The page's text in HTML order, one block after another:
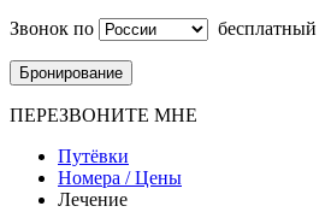
Звонок по
бесплатный
Бронирование
ПЕРЕЗВОНИТЕ МНЕ
Путёвки
Номера / Цены
Лечение